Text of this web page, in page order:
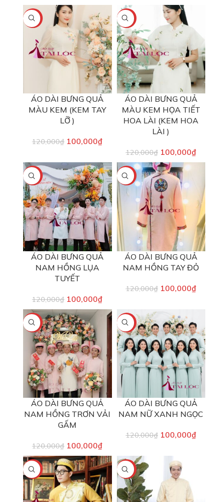
-17%
ÁO DÀI BƯNG QUẢ
MÀU KEM (KEM TAY
LỠ )
120,000₫ 100,000₫
-17%
ÁO DÀI BƯNG QUẢ
MÀU KEM HỌA TIẾT
HOA LÀI (KEM HOA
LÀI )
120,000₫ 100,000₫
-17%
ÁO DÀI BƯNG QUẢ
NAM HỒNG LỤA
TUYẾT
120,000₫ 100,000₫
-17%
ÁO DÀI BƯNG QUẢ
NAM HỒNG TAY ĐỎ
120,000₫ 100,000₫
-17%
ÁO DÀI BƯNG QUẢ
NAM HỒNG TRƠN VẢI
GẤM
120,000₫ 100,000₫
-17%
ÁO DÀI BƯNG QUẢ
NAM NỮ XANH NGỌC
120,000₫ 100,000₫
-17% -17%